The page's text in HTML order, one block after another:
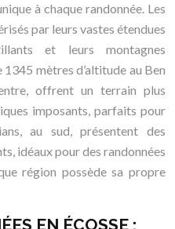
à chaque randonnée. Les
par leurs vastes étendues
et leurs montagnes
mètres d’altitude au Ben
offrent un terrain plus
imposants, parfaits pour
au sud, présentent des
idéaux pour des randonnées
région possède sa propre
EN ÉCOSSE :